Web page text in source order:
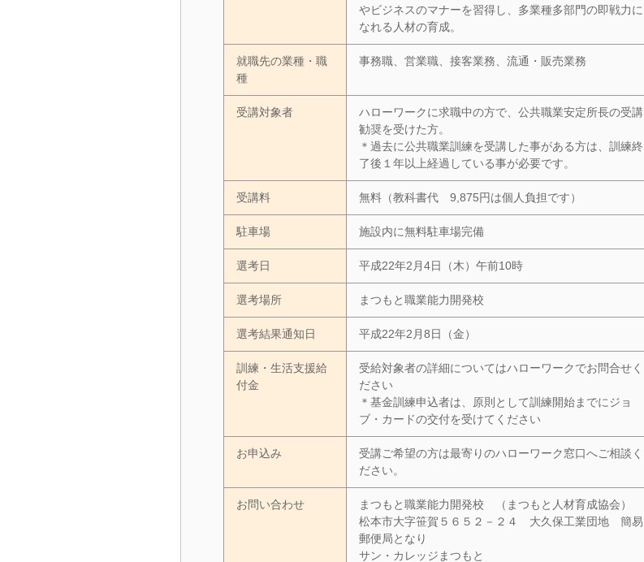
やビジネスのマナーを習得し、多業種多部門の即戦力に
なれる人材の育成。
就職先の業種・職
種
事務職、営業職、接客業務、流通・販売業務
受講対象者
ハローワークに求職中の方で、公共職業安定所長の受講
勧奨を受けた方。
＊過去に公共職業訓練を受講した事がある方は、訓練終
了後１年以上経過している事が必要です。
受講料 無料（教科書代 9,875円は個人負担です）
駐車場 施設内に無料駐車場完備
選考日 平成22年2月4日（木）午前10時
選考場所 まつもと職業能力開発校
選考結果通知日 平成22年2月8日（金）
訓練・生活支援給
付金
受給対象者の詳細についてはハローワークでお問合せく
ださい
＊基金訓練申込者は、原則として訓練開始までにジョ
ブ・カードの交付を受けてください
お申込み
受講ご希望の方は最寄りのハローワーク窓口へご相談く
ださい。
お問い合わせ
まつもと職業能力開発校 （まつもと人材育成協会）
松本市大字笹賀５６５２－２４ 大久保工業団地 簡易
郵便局となり
サン・カレッジまつもと